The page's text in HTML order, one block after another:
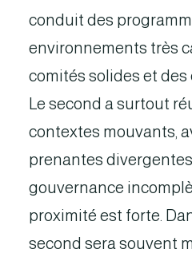
conduit des
environnements très
comités solides et des
Le second a surtout
contextes mouvants,
prenantes
gouvernance
proximité est forte.
second sera souvent